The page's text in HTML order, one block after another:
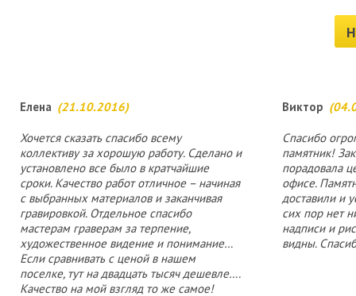
Елена (21.10.2016)
Хочется сказать спасибо всему
коллективу за хорошую работу. Сделано и
установлено все было в кратчайшие
сроки. Качество работ отличное – начиная
с выбранных материалов и заканчивая
гравировкой. Отдельное спасибо
мастерам граверам за терпение,
художественное видение и понимание…
Если сравнивать с ценой в нашем
поселке, тут на двадцать тысяч дешевле….
Качество на мой взгляд то же самое!
Виктор
Спасибо
памятник!
порадовала
офисе.
доставили и
сих пор нет
надписи и
видны.